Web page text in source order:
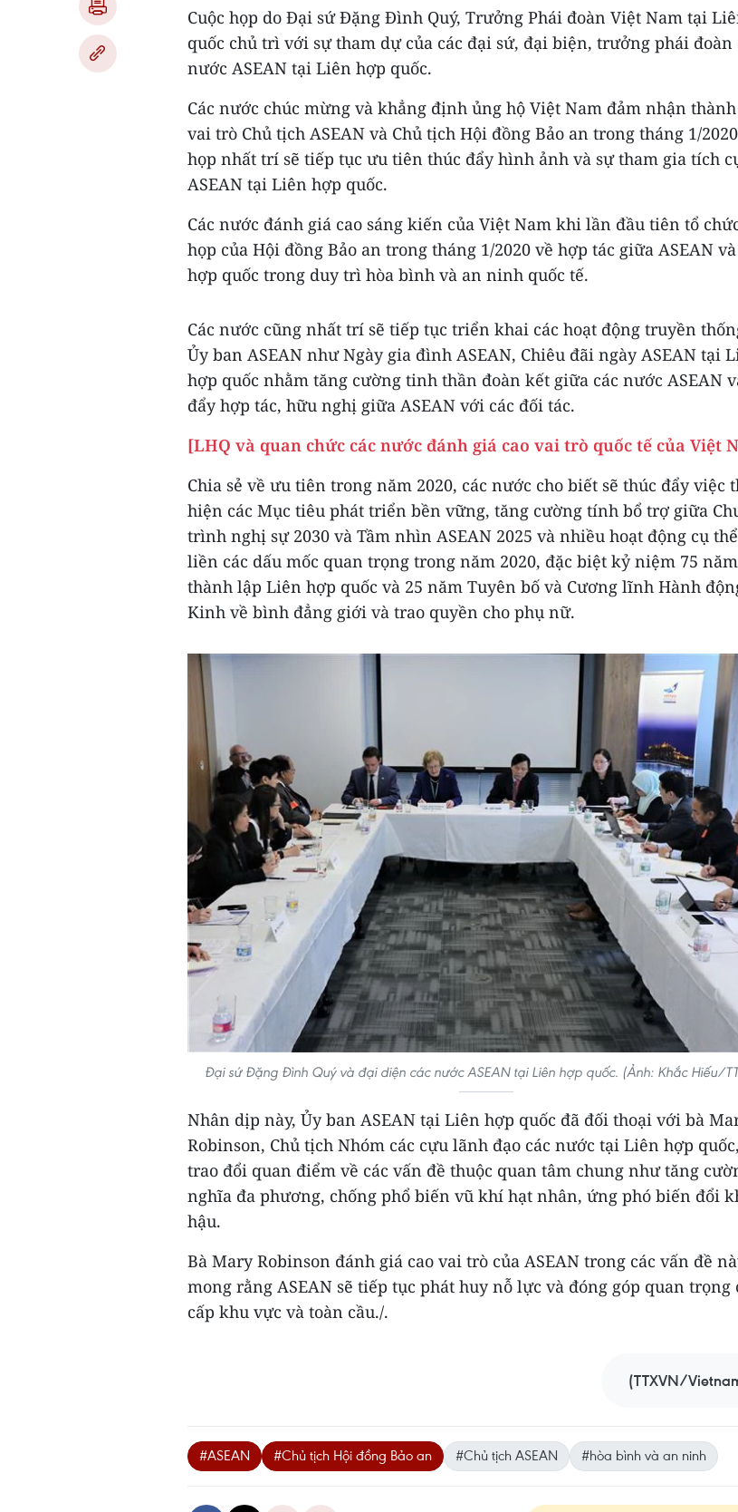
Cuộc họp do Đại sứ Đặng Đình Quý, Trưởng Phái đoàn Việt Nam tại
quốc chủ trì với sự tham dự của các đại sứ, đại biện, trưởng phái đoàn
nước ASEAN tại Liên hợp quốc.
Các nước chúc mừng và khẳng định ủng hộ Việt Nam đảm nhận
vai trò Chủ tịch ASEAN và Chủ tịch Hội đồng Bảo an trong tháng 1/
họp nhất trí sẽ tiếp tục ưu tiên thúc đẩy hình ảnh và sự tham gia tích
ASEAN tại Liên hợp quốc.
Các nước đánh giá cao sáng kiến của Việt Nam khi lần đầu tiên tổ
họp của Hội đồng Bảo an trong tháng 1/2020 về hợp tác giữa ASEAN
hợp quốc trong duy trì hòa bình và an ninh quốc tế.
Các nước cũng nhất trí sẽ tiếp tục triển khai các hoạt động truyền
Ủy ban ASEAN như Ngày gia đình ASEAN, Chiêu đãi ngày ASEAN tại
hợp quốc nhằm tăng cường tinh thần đoàn kết giữa các nước ASEAN
đẩy hợp tác, hữu nghị giữa ASEAN với các đối tác.
[LHQ và quan chức các nước đánh giá cao vai trò quốc tế của Việt
Chia sẻ về ưu tiên trong năm 2020, các nước cho biết sẽ thúc đẩy việc
hiện các Mục tiêu phát triển bền vững, tăng cường tính bổ trợ giữa
trình nghị sự 2030 và Tầm nhìn ASEAN 2025 và nhiều hoạt động cụ
liền các dấu mốc quan trọng trong năm 2020, đặc biệt kỷ niệm 75 năm
thành lập Liên hợp quốc và 25 năm Tuyên bố và Cương lĩnh Hành
Kinh về bình đẳng giới và trao quyền cho phụ nữ.
Đại sứ Đặng Đình Quý và đại diện các nước ASEAN tại Liên hợp quốc. (Ảnh: Khắc Hiếu/
Nhân dịp này, Ủy ban ASEAN tại Liên hợp quốc đã đối thoại với bà
Robinson, Chủ tịch Nhóm các cựu lãnh đạo các nước tại Liên hợp
trao đổi quan điểm về các vấn đề thuộc quan tâm chung như tăng
nghĩa đa phương, chống phổ biến vũ khí hạt nhân, ứng phó biến đổi
hậu.
Bà Mary Robinson đánh giá cao vai trò của ASEAN trong các vấn đề
mong rằng ASEAN sẽ tiếp tục phát huy nỗ lực và đóng góp quan trọng
cấp khu vực và toàn cầu./.
(TTXVN/
#ASEAN #Chủ tịch Hội đồng Bảo an #Chủ tịch ASEAN #hòa bình và an ninh